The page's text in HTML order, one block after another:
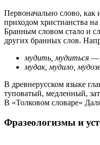
Первоначально слово, как
приходом христианства
Бранным словом стало и
других бранных слов.
мудить, мудиться —
мудак, мудило,
В древнерусском языке
туповатый, медленный,
В «Толковом словаре»
Фразеологизмы и